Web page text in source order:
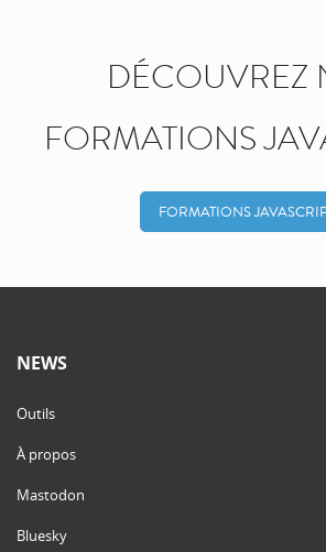
DÉCOUVREZ
FORMATIONS
FORMATIONS
NEWS
Outils
À propos
Mastodon
Bluesky